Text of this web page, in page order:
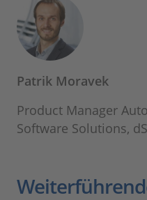
Patrik Moravek
Product Manager
Software Solutions,